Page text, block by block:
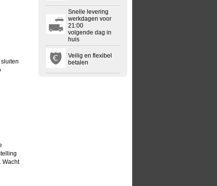
Wacht
Snelle levering
werkdagen voor
21:00
volgende dag in
huis
Veilig en flexibel
betalen